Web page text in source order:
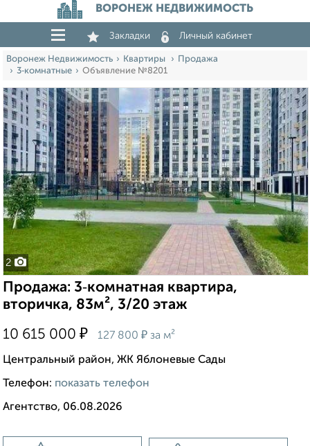
ВОРОНЕЖ НЕДВИЖИМОСТЬ
Закладки Личный кабинет
Воронеж Недвижимость Квартиры
Продажа
3‑комнатные
Объявление №8201
2
Продажа: 3‑комнатная квартира,
вторичка, 83м², 3/20 этаж
10 615 000 ₽ 127 800 ₽ за м²
Центральный район, ЖК Яблоневые Сады
Телефон: показать телефон
Агентство, 06.08.2026